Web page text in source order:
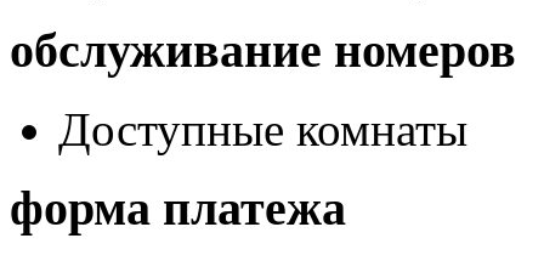
обслуживание номеров
Доступные комнаты
форма платежа